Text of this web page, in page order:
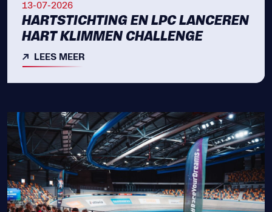
13-07-2026
HARTSTICHTING EN LPC LANCEREN
HART KLIMMEN CHALLENGE
LEES MEER